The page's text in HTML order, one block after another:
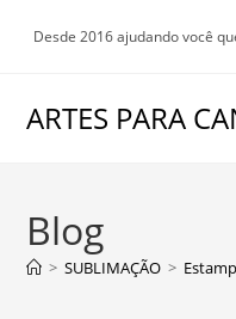
para
conteúdo
Desde 2016 ajudando você
ARTES PARA
Blog
> SUBLIMAÇÃO >